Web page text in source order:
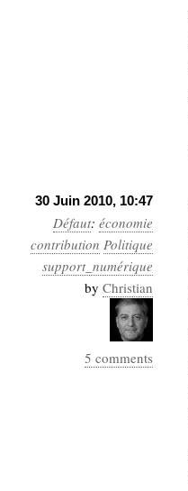
30 Juin 2010, 10:47
Défaut: économie
contribution Politique
support_numérique
by Christian
5 comments